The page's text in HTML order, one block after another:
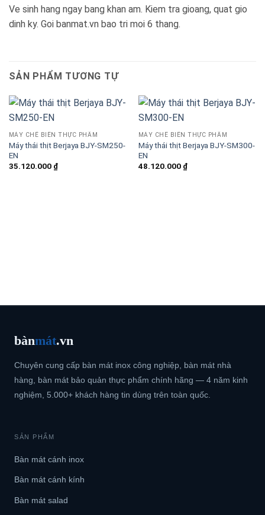
Ve sinh hang ngay bang khan am. Kiem tra gioang, quat gio
dinh ky. Goi banmat.vn bao tri moi 6 thang.
SẢN PHẨM TƯƠNG TỰ
MÁY CHẾ BIẾN THỰC PHẨM
Máy thái thịt Berjaya BJY-SM250-
EN
35.120.000 ₫
MÁY CHẾ BIẾN THỰC PHẨM
Máy thái thịt Berjaya BJY-SM300-
EN
48.120.000 ₫
bànmát.vn
Chuyên cung cấp bàn mát inox công nghiệp, bàn mát nhà
hàng, bàn mát bảo quản thực phẩm chính hãng — 4 năm kinh
nghiệm, 5.000+ khách hàng tin dùng trên toàn quốc.
SẢN PHẨM
Bàn mát cánh inox
Bàn mát cánh kính
Bàn mát salad